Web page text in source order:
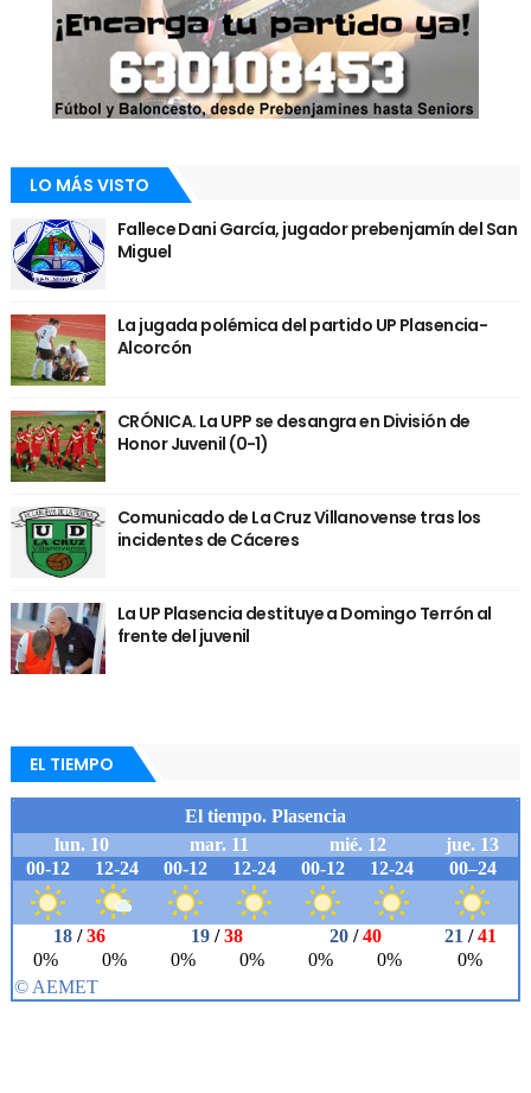
LO MÁS VISTO
Fallece Dani García, jugador prebenjamín del San
Miguel
La jugada polémica del partido UP Plasencia-
Alcorcón
CRÓNICA. La UPP se desangra en División de
Honor Juvenil (0-1)
Comunicado de La Cruz Villanovense tras los
incidentes de Cáceres
La UP Plasencia destituye a Domingo Terrón al
frente del juvenil
EL TIEMPO